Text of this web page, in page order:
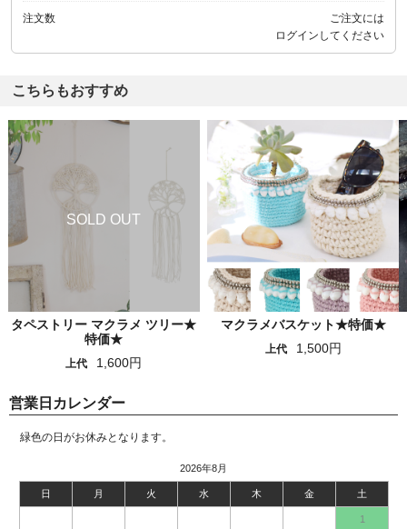
注文数
ご注文には
ログイン してください
こちらもおすすめ
タペストリー マクラメ ツリー★
特価★
上代 1,600円
マクラメバスケット★特価★
上代 1,500円
営業日カレンダー
緑色の日がお休みとなります。
2026年8月
日 月 火 水 木 金 土
1